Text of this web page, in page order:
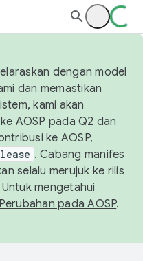
dengan model
dan memastikan
kami akan
AOSP pada Q2 dan
ke AOSP,
. Cabang manifes
selalu merujuk ke rilis
mengetahui
Perubahan pada AOSP.